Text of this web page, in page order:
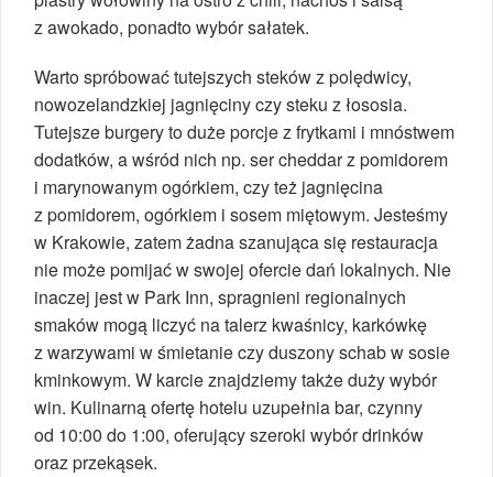
z awokado, ponadto wybór sałatek.
Warto spróbować tutejszych steków z polędwicy,
nowozelandzkiej jagnięciny czy steku z łososia.
Tutejsze burgery to duże porcje z frytkami i mnóstwem
dodatków, a wśród nich np. ser cheddar z pomidorem
i marynowanym ogórkiem, czy też jagnięcina
z pomidorem, ogórkiem i sosem miętowym. Jesteśmy
w Krakowie, zatem żadna szanująca się restauracja
nie może pomijać w swojej ofercie dań lokalnych. Nie
inaczej jest w Park Inn, spragnieni regionalnych
smaków mogą liczyć na talerz kwaśnicy, karkówkę
z warzywami w śmietanie czy duszony schab w sosie
kminkowym. W karcie znajdziemy także duży wybór
win. Kulinarną ofertę hotelu uzupełnia bar, czynny
od 10:00 do 1:00, oferujący szeroki wybór drinków
oraz przekąsek.